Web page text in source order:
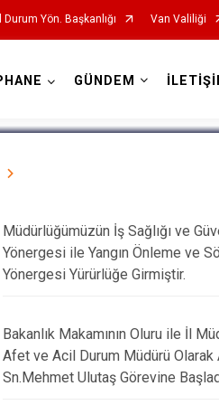
Yön. Başkanlığı Van Valiliği
GÜNDEM
Müdürlüğümüzün İş Sağlığı ve
Yönergesi ile Yangın Önleme ve
Yönergesi Yürürlüğe Girmiştir.
Bakanlık Makamının Oluru ile İl
Afet ve Acil Durum Müdürü Olarak
Sn.Mehmet Ulutaş Görevine